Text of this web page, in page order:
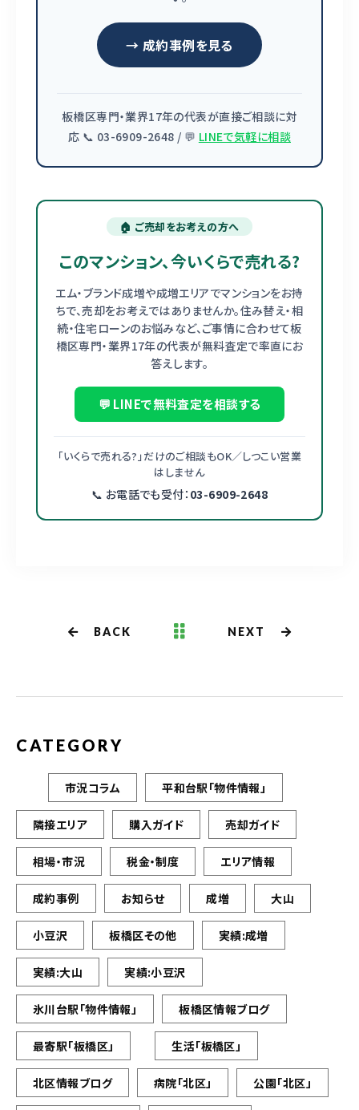
→ 成約事例を見る
板橋区専門・業界17年の代表が直接ご相談に対
応 📞 03-6909-2648 / 💬 LINEで気軽に相談
🏠 ご売却をお考えの方へ
このマンション、今いくらで売れる?
エム・ブランド成増や成増エリアでマンションをお持
ちで、売却をお考えではありませんか。住み替え・相
続・住宅ローンのお悩みなど、ご事情に合わせて板
橋区専門・業界17年の代表が無料査定で率直にお
答えします。
💬 LINEで無料査定を相談する
「いくらで売れる?」だけのご相談もOK／しつこい営業
はしません
📞 お電話でも受付： 03-6909-2648
BACK NEXT
CATEGORY
市況コラム 平和台駅「物件情報」
隣接エリア 購入ガイド 売却ガイド
相場・市況 税金・制度 エリア情報
成約事例 お知らせ 成増 大山
小豆沢 板橋区その他 実績:成増
実績:大山 実績:小豆沢
氷川台駅「物件情報」 板橋区情報ブログ
最寄駅「板橋区」 生活「板橋区」
北区情報ブログ 病院「北区」 公園「北区」